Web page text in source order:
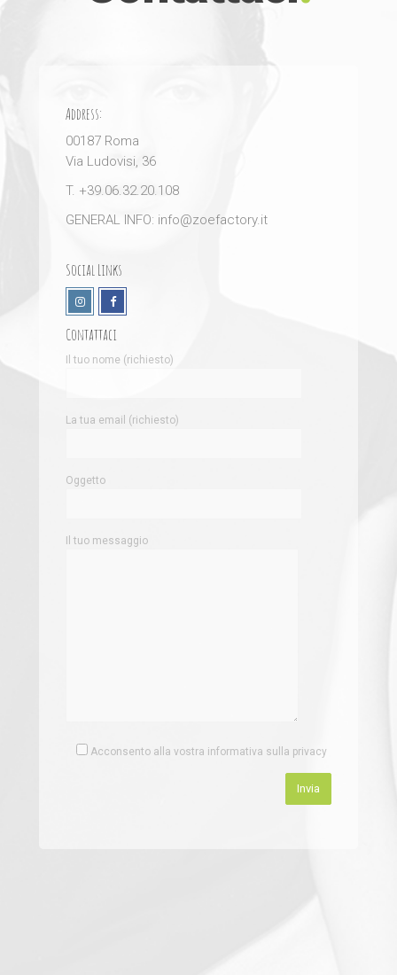
Address:
00187 Roma
Via Ludovisi, 36
T. +39.06.32.20.108
GENERAL INFO: info@zoefactory.it
Social Links
Contattaci
Il tuo nome (richiesto)
La tua email (richiesto)
Oggetto
Il tuo messaggio
Acconsento alla vostra informativa sulla privacy